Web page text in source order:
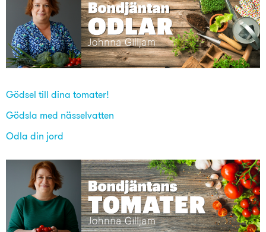
Gödsel till dina tomater!
Gödsla med nässelvatten
Odla din jord